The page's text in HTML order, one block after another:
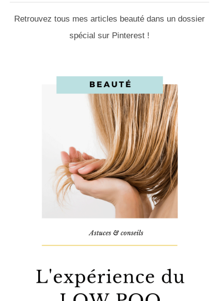
Retrouvez tous mes articles beauté dans un dossier
spécial sur Pinterest !